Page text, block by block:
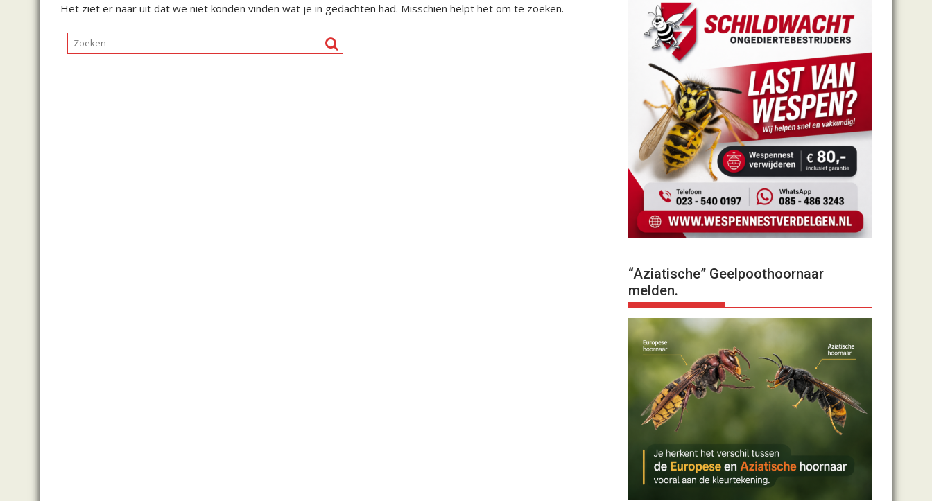
Het ziet er naar uit dat we niet konden vinden wat je in gedachten had. Misschien helpt het om te zoeken.
“Aziatische” Geelpoothoornaar
melden.